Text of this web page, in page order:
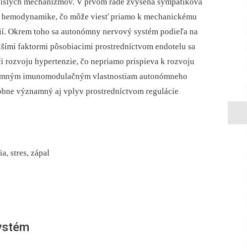
čo môže viesť priamo k mechanickému
Okrem toho sa autonómny nervový systém podieľa na
faktormi pôsobiacimi prostredníctvom endotelu sa
hypertenzie, čo nepriamo prispieva k rozvoju
imunomodulačným vlastnostiam autonómneho
významný aj vplyv prostredníctvom regulácie
stres, zápal